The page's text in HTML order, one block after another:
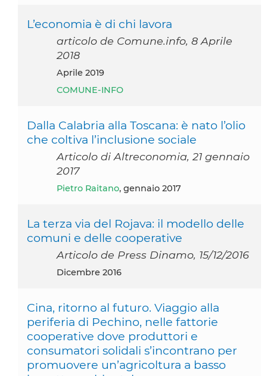
L’economia è di chi lavora
articolo de Comune.info, 8 Aprile
2018
aprile 2019
COMUNE-INFO
Dalla Calabria alla Toscana: è nato l’olio
che coltiva l’inclusione sociale
Articolo di Altreconomia, 21 gennaio
2017
Pietro Raitano, gennaio 2017
La terza via del Rojava: il modello delle
comuni e delle cooperative
Articolo de Press Dinamo, 15/12/2016
dicembre 2016
Cina, ritorno al futuro. Viaggio alla
periferia di Pechino, nelle fattorie
cooperative dove produttori e
consumatori solidali s’incontrano per
promuovere un’agricoltura a basso